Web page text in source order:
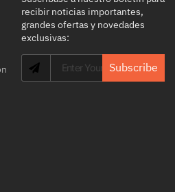
recibir noticias importantes,
grandes ofertas y novedades
exclusivas:
Subscribe